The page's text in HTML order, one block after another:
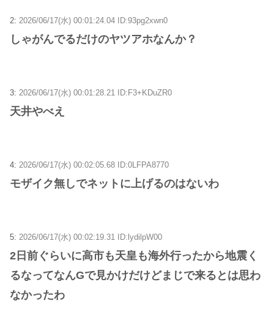
2: 2026/06/17(水) 00:01:24.04 ID:93pg2xwn0
しゃがんでるだけのヤツアホなんか？
3: 2026/06/17(水) 00:01:28.21 ID:F3+KDuZR0
天井やべえ
4: 2026/06/17(水) 00:02:05.68 ID:0LFPA8770
モザイク無しでネットに上げるのはないわ
5: 2026/06/17(水) 00:02:19.31 ID:lydilpW00
2日前ぐらいに高市も天皇も海外行ったから地震く
るなってなんGで見かけだけどまじで来るとは思わ
なかったわ